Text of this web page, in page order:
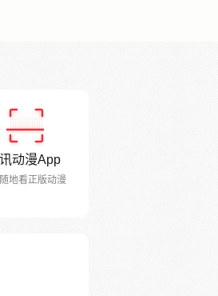
动漫App
地看正版动漫